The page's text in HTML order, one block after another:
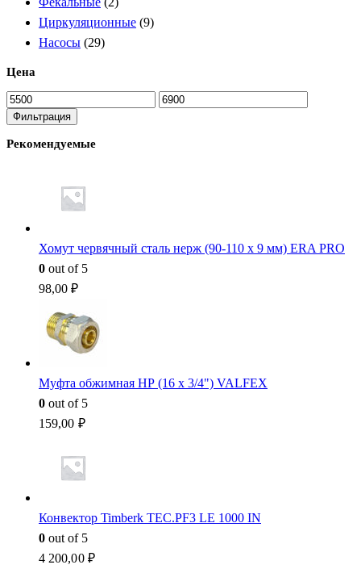
Циркуляционные (9)
Насосы (29)
Цена
Минимальная
цена
Максимальная
цена
Фильтрация
Рекомендуемые
Хомут червячный сталь нерж (90-110 x 9 мм) ERA PRO
0 out of 5
98,00₽
Муфта обжимная НР (16 x 3/4") VALFEX
0 out of 5
159,00 ₽
Конвектор Timberk TEC.PF3 LE 1000 IN
0 out of 5
4 200,00 ₽